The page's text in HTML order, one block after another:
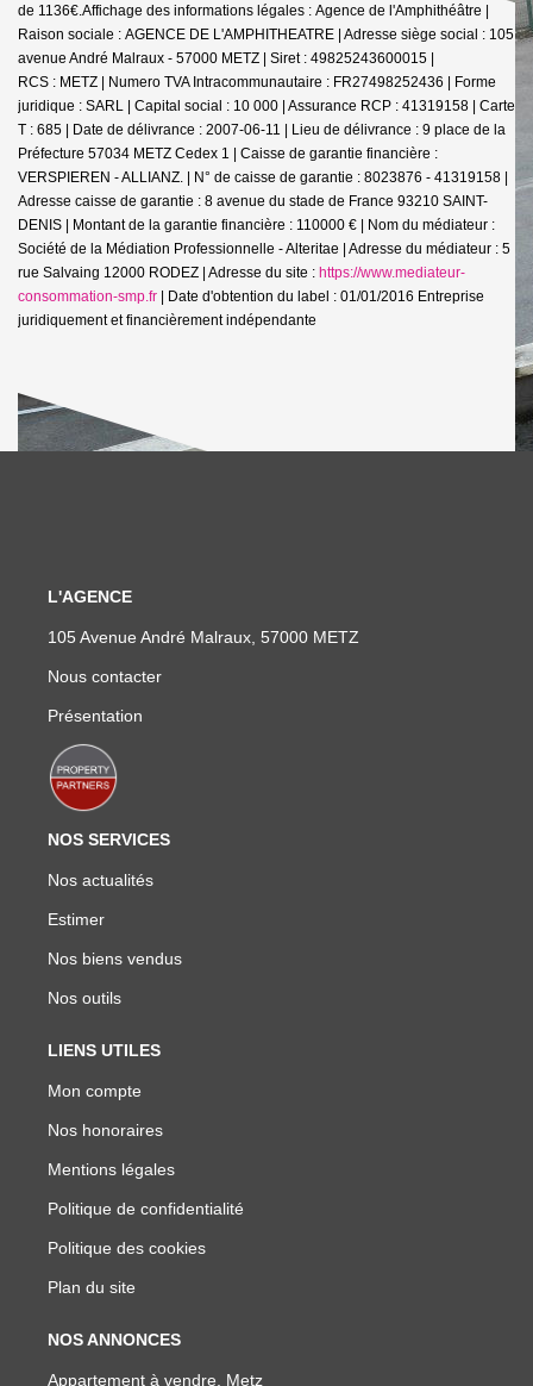
de 1136€. Affichage des informations légales : Agence de l'Amphithéâtre |
Raison sociale : AGENCE DE L'AMPHITHEATRE | Adresse siège social : 105
avenue André Malraux - 57000 METZ | Siret : 49825243600015 |
RCS : METZ | Numero TVA Intracommunautaire : FR27498252436 | Forme
juridique : SARL | Capital social : 10 000 | Assurance RCP : 41319158 | Carte
T : 685 | Date de délivrance : 2007-06-11 | Lieu de délivrance : 9 place de la
Préfecture 57034 METZ Cedex 1 | Caisse de garantie financière :
VERSPIEREN - ALLIANZ. | N° de caisse de garantie : 8023876 - 41319158 |
Adresse caisse de garantie : 8 avenue du stade de France 93210 SAINT-
DENIS | Montant de la garantie financière : 110000 € | Nom du médiateur :
Société de la Médiation Professionnelle - Alteritae | Adresse du médiateur : 5
rue Salvaing 12000 RODEZ | Adresse du site : https://www.mediateur-
consommation-smp.fr | Date d'obtention du label : 01/01/2016 Entreprise
juridiquement et financièrement indépendante
L'AGENCE
105 Avenue André Malraux, 57000 METZ
Nous contacter
Présentation
NOS SERVICES
Nos actualités
Estimer
Nos biens vendus
Nos outils
LIENS UTILES
Mon compte
Nos honoraires
Mentions légales
Politique de confidentialité
Politique des cookies
Plan du site
NOS ANNONCES
Appartement à vendre, Metz